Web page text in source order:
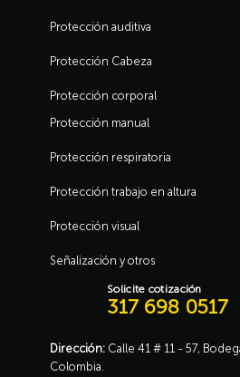
Protección auditiva
Protección Cabeza
Protección corporal
Protección manual
Protección respiratoria
Protección trabajo en altura
Protección visual
Señalización y otros
Solicite cotización
317 698 0517
Dirección: Calle 41 # 11 - 57,
Colombia.